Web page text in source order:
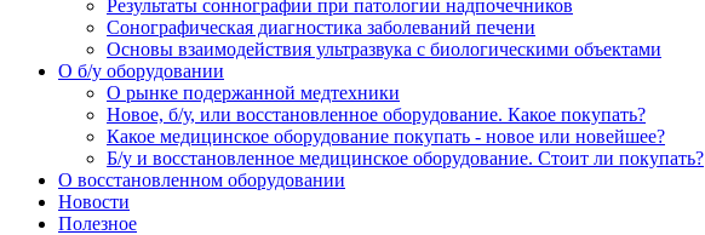
Результаты соннографии при патологии надпочечников
Сонографическая диагностика заболеваний печени
Основы взаимодействия ультразвука с биологическими объектами
O б/у оборудовании
О рынке подержанной медтехники
Новое, б/у, или восстановленное оборудование. Какое покупать?
Какое медицинское оборудование покупать - новое или новейшее?
Б/у и восстановленное медицинское оборудование. Стоит ли покупать?
О восстановленном оборудовании
Новости
Полезное